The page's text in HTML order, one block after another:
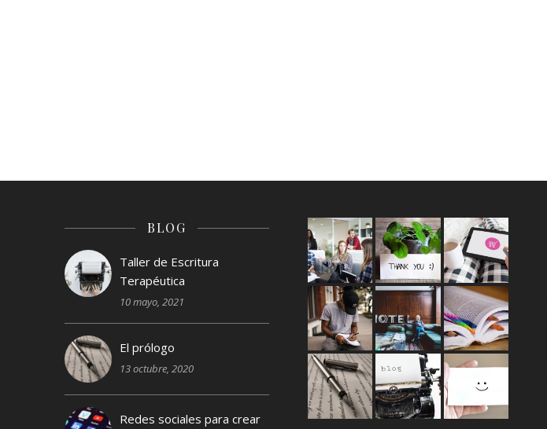
BLOG
Taller de Escritura
Terapéutica
10 mayo, 2021
El prólogo
13 octubre, 2020
Redes sociales para crear